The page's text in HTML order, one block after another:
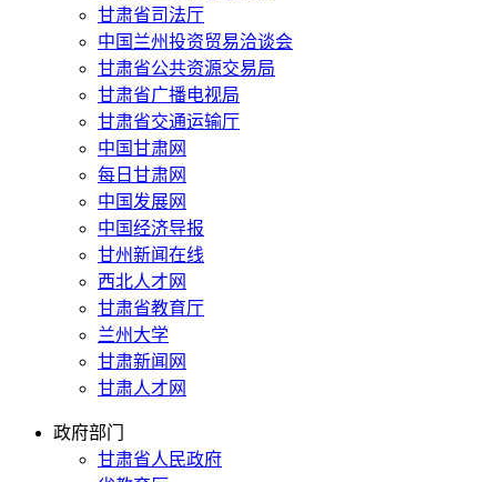
甘肃省司法厅
中国兰州投资贸易洽谈会
甘肃省公共资源交易局
甘肃省广播电视局
甘肃省交通运输厅
中国甘肃网
每日甘肃网
中国发展网
中国经济导报
甘州新闻在线
西北人才网
甘肃省教育厅
兰州大学
甘肃新闻网
甘肃人才网
政府部门
甘肃省人民政府